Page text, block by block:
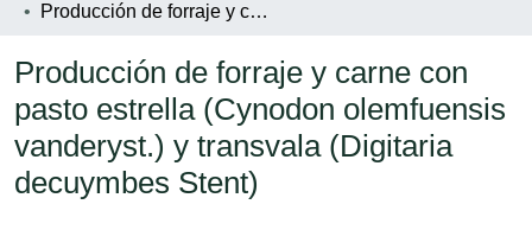
Producción de forraje y carne con pasto estrella (Cynodon olemfuensis vanderyst.) y transvala (Digitaria decuymbes Stent)
Producción de forraje y carne con
pasto estrella (Cynodon olemfuensis
vanderyst.) y transvala (Digitaria
decuymbes Stent)